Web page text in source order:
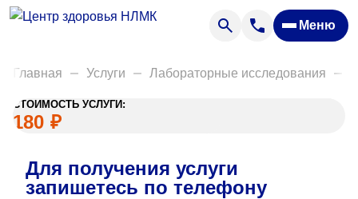
Меню
Анализы
Акции
Пациентам
Вакансии
О нас
Главная Услуги Лабораторные исследования
СТОИМОСТЬ УСЛУГИ:
180 ₽
Для получения услуги
запишетесь по телефону